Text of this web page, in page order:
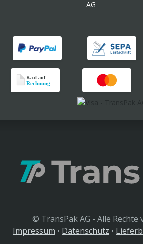
© TransPak AG - Alle Rechte
Impressum • Datenschutz •